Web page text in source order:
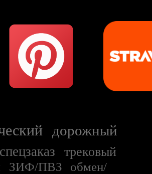
дорожный
спецзаказ
трековый
ЗИФ/ПВЗ
обмен/